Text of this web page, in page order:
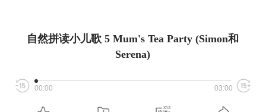
自然拼读小儿歌 5 Mum's Tea Party (Simon和
Serena)
00:00 03:00